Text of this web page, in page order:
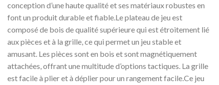
conception d’une haute qualité et ses matériaux robustes en
font un produit durable et fiable.Le plateau de jeu est
composé de bois de qualité supérieure qui est étroitement lié
aux pièces et à la grille, ce qui permet un jeu stable et
amusant. Les pièces sont en bois et sont magnétiquement
attachées, offrant une multitude d’options tactiques. La grille
est facile à plier et à déplier pour un rangement facile.Ce jeu